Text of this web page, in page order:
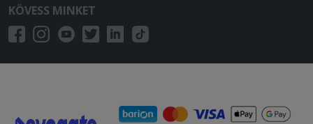
kiszállítás. Elégedett vagyok.
2025-09-07 - Majsai:
2ora alatt sikerult kihozni
Most először csalódtam. Sokat
KÖVESS MINKET